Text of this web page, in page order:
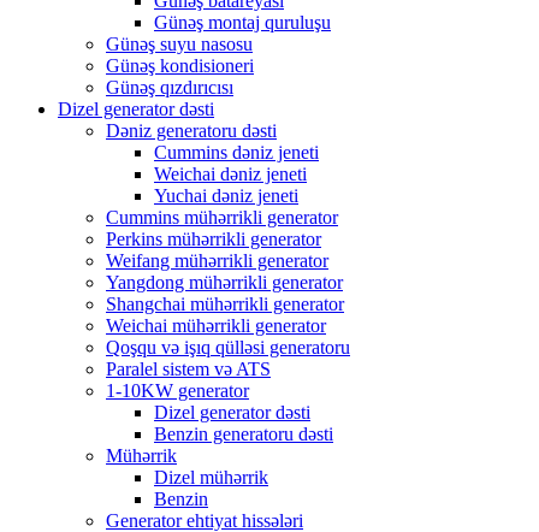
Günəş montaj quruluşu
Günəş suyu nasosu
Günəş kondisioneri
Günəş qızdırıcısı
Dizel generator dəsti
Dəniz generatoru dəsti
Cummins dəniz jeneti
Weichai dəniz jeneti
Yuchai dəniz jeneti
Cummins mühərrikli generator
Perkins mühərrikli generator
Weifang mühərrikli generator
Yangdong mühərrikli generator
Shangchai mühərrikli generator
Weichai mühərrikli generator
Qoşqu və işıq qülləsi generatoru
Paralel sistem və ATS
1-10KW generator
Dizel generator dəsti
Benzin generatoru dəsti
Mühərrik
Dizel mühərrik
Benzin
Generator ehtiyat hissələri